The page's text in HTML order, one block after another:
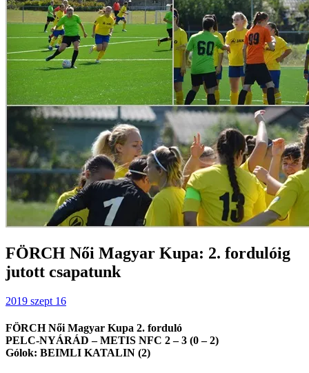
FÖRCH Női Magyar Kupa: 2. fordulóig
jutott csapatunk
2019 szept 16
FÖRCH Női Magyar Kupa 2. forduló
PELC-NYÁRÁD – METIS NFC 2 – 3 (0 – 2)
Gólok: BEIMLI KATALIN (2)